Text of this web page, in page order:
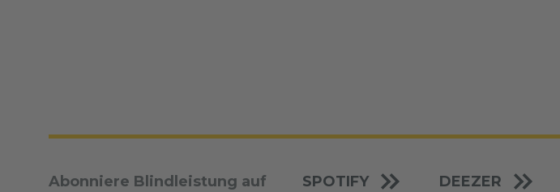
Abonniere Blindleistung auf SPOTIFY DEEZER